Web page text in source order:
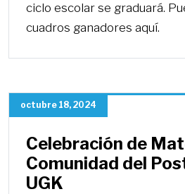
ciclo escolar se graduará.
cuadros ganadores aquí.
octubre 18, 2024
Celebración de
Comunidad del
UGK